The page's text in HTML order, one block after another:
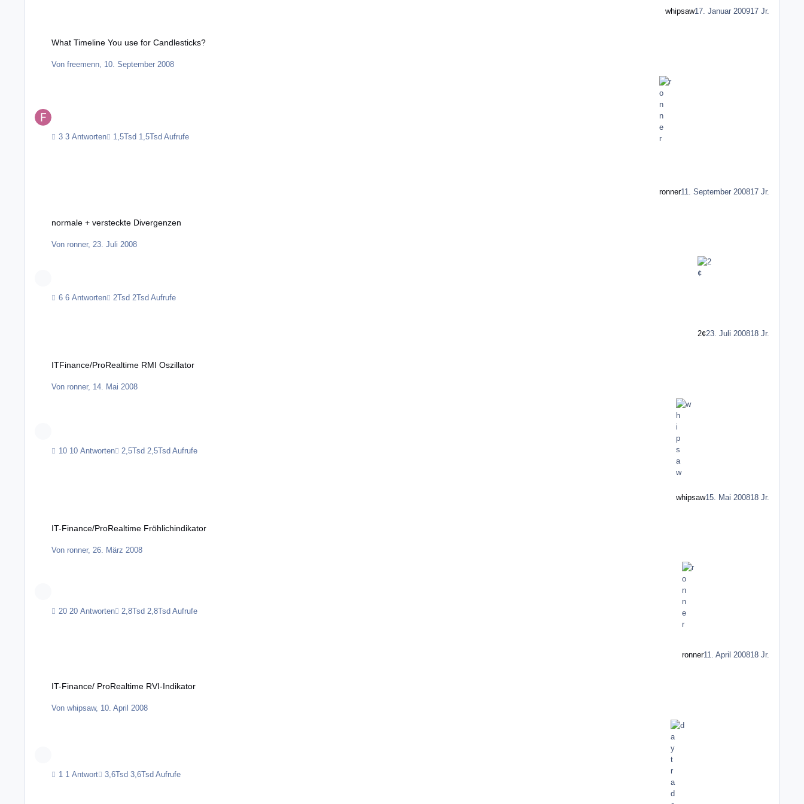
whipsaw17. Januar 200917 Jr.
What Timeline You use for Candlesticks?
Von freemenn, 10. September 2008
3 Antworten 1,5Tsd Aufrufe
ronner11. September 200817 Jr.
normale + versteckte Divergenzen
Von ronner, 23. Juli 2008
6 Antworten 2Tsd Aufrufe
2¢23. Juli 200818 Jr.
ITFinance/ProRealtime RMI Oszillator
Von ronner, 14. Mai 2008
10 Antworten 2,5Tsd Aufrufe
whipsaw15. Mai 200818 Jr.
IT-Finance/ProRealtime Fröhlichindikator
Von ronner, 26. März 2008
20 Antworten 2,8Tsd Aufrufe
ronner11. April 200818 Jr.
IT-Finance/ ProRealtime RVI-Indikator
Von whipsaw, 10. April 2008
1 Antwort 3,6Tsd Aufrufe